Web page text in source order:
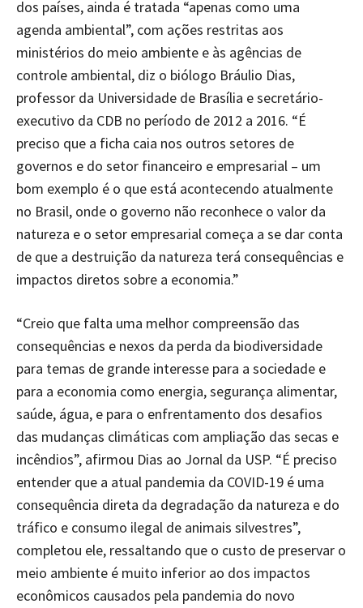
dos países, ainda é tratada “apenas como uma
agenda ambiental”, com ações restritas aos
ministérios do meio ambiente e às agências de
controle ambiental, diz o biólogo Bráulio Dias,
professor da Universidade de Brasília e secretário-
executivo da CDB no período de 2012 a 2016. “É
preciso que a ficha caia nos outros setores de
governos e do setor financeiro e empresarial – um
bom exemplo é o que está acontecendo atualmente
no Brasil, onde o governo não reconhece o valor da
natureza e o setor empresarial começa a se dar conta
de que a destruição da natureza terá consequências e
impactos diretos sobre a economia.”
“Creio que falta uma melhor compreensão das
consequências e nexos da perda da biodiversidade
para temas de grande interesse para a sociedade e
para a economia como energia, segurança alimentar,
saúde, água, e para o enfrentamento dos desafios
das mudanças climáticas com ampliação das secas e
incêndios”, afirmou Dias ao Jornal da USP. “É preciso
entender que a atual pandemia da COVID-19 é uma
consequência direta da degradação da natureza e do
tráfico e consumo ilegal de animais silvestres”,
completou ele, ressaltando que o custo de preservar o
meio ambiente é muito inferior ao dos impactos
econômicos causados pela pandemia do novo